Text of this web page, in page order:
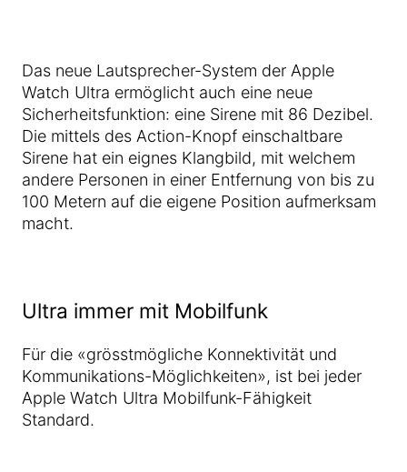
Das neue Lautsprecher-System der Apple
Watch Ultra ermöglicht auch eine neue
Sicherheitsfunktion: eine Sirene mit 86 Dezibel.
Die mittels des Action-Knopf einschaltbare
Sirene hat ein eignes Klangbild, mit welchem
andere Personen in einer Entfernung von bis zu
100 Metern auf die eigene Position aufmerksam
macht.
Ultra immer mit Mobilfunk
Für die «grösstmögliche Konnektivität und
Kommunikations-Möglichkeiten», ist bei jeder
Apple Watch Ultra Mobilfunk-Fähigkeit
Standard.